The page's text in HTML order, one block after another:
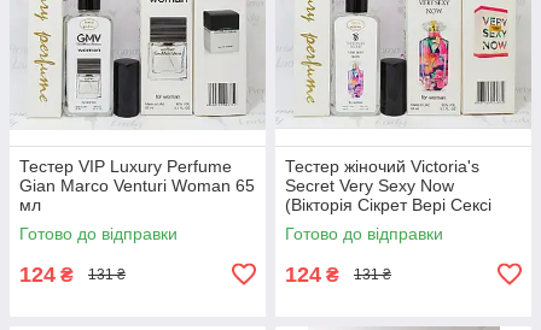
Тестер VIP Luxury Perfume
Gian Marco Venturi Woman 65
мл
Готово до відправки
124 ₴ 131 ₴
Тестер жіночий Victoria's
Secret Very Sexy Now
(Вікторія Сікрет Вері Сексі
Нау) 65 мл
Готово до відправки
124 ₴ 131 ₴